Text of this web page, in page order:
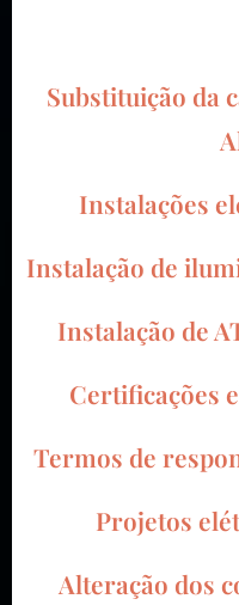
Substituição da
Instalações
Instalação de
Instalação de
Certificações
Termos de
Projetos
Alteração dos